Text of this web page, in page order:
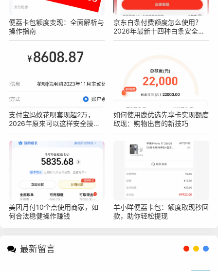
便荔卡包额度变现：全面解析与
操作指南
京东白条付费额度怎么使用？
2026年最新十四种白条安全操
作方法
支付宝蚂蚁花呗套现超2万，
2026年原来可以这样安全操作
不被查！真实亲测方法分享
如何使用鹿优选先享卡实现额度
取现：购物出售的新技巧
美团月付10个点使用商家，如
何合法稳健操作赚钱
羊小咩便荔卡包：额度取现秒回
款，助你轻松提现
最新留言